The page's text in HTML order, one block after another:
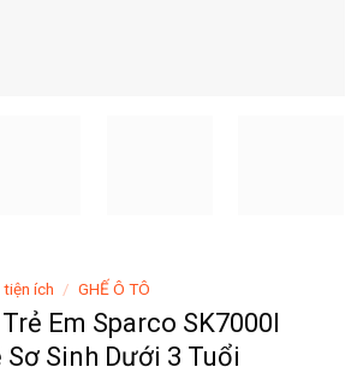
ích / GHẾ Ô TÔ
Em Sparco SK7000I
Sơ Sinh Dưới 3 Tuổi